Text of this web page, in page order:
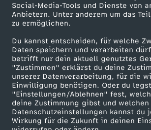
Social-Media-Tools und Dienste von
Anbietern. Unter anderem um das
zu ermöglichen.
Du kannst entscheiden, für welche
Daten speichern und verarbeiten
betrifft nur dein aktuell genutztes
"Zustimmen" erklärst du deine
unserer Datenverarbeitung, für die
Einwilligung benötigen. Oder du
"Einstellungen/Ablehnen" fest,
deine Zustimmung gibst und
Datenschutzeinstellungen kannst du
Wirkung für die Zukunft in deinen
Karriere
ZDF goes Schule
Werbefernsehen
Mainzelmännchen